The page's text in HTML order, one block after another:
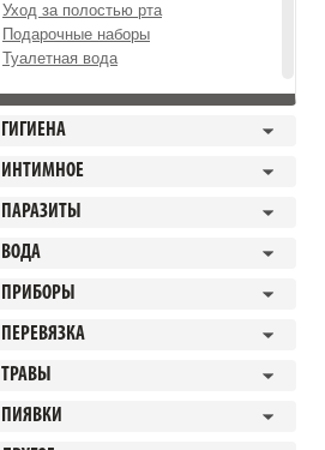
Уход за полостью рта
Подарочные наборы
Туалетная вода
ГИГИЕНА
ИНТИМНОЕ
ПАРАЗИТЫ
ВОДА
ПРИБОРЫ
ПЕРЕВЯЗКА
ТРАВЫ
ПИЯВКИ